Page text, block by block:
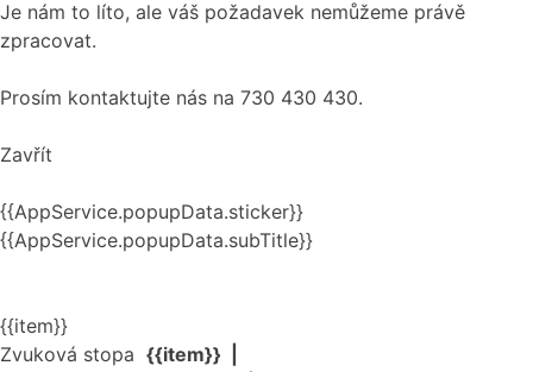
Je nám to líto, ale váš požadavek nemůžeme právě
zpracovat.
Prosím kontaktujte nás na 730 430 430.
Zavřít
{{AppService.popupData.sticker}}
{{AppService.popupData.subTitle}}
{{item}}
Zvuková stopa {{item}}